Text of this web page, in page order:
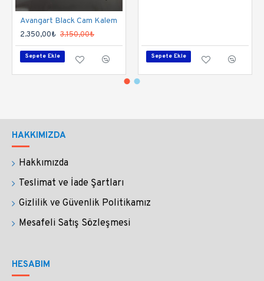
Temizliği çok basittir. Suya daldırmanız yeterlidir.
Saniyeler içinde temizlenir. Bu sayede tüm
mürekkeplerle, mürekkep dışında tüm su bazlı
boyalarla, kahve ve şarapla çalışabilirsiniz.
çalışmalarınızda çok rahat renk geçişi sağlarsınız.
Özel kutusunun içinde yastığı (kaleminizin
masanızın üzerinden düşmesini engelleyen cam
ile 1-2 iş gününde kargoluyoruz. Tüm siparişlere
Avangart Black Cam Kalem
2.350,00₺ 3.150,00₺
Sepete Ekle Sepete Ekle
HAKKIMIZDA
Hakkımızda
Teslimat ve İade Şartları
Gizlilik ve Güvenlik Politikamız
Mesafeli Satış Sözleşmesi
HESABIM